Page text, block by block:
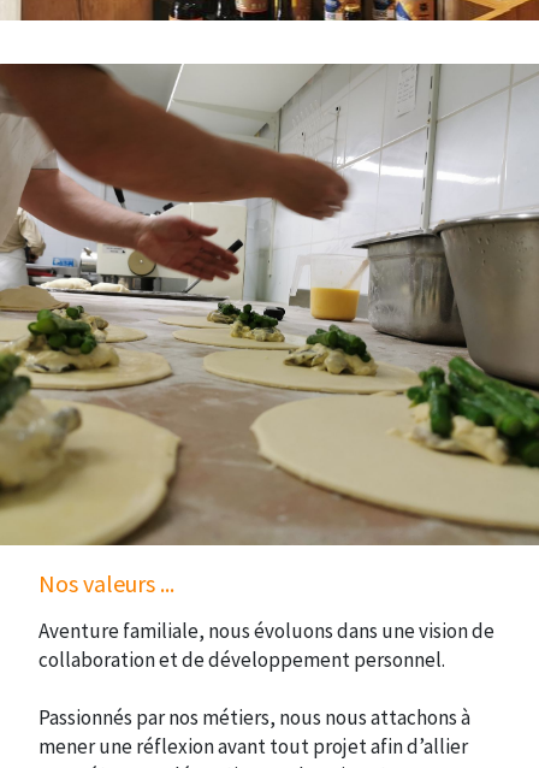
Nos valeurs ...
Aventure familiale, nous évoluons dans une vision de
collaboration et de développement personnel.
Passionnés par nos métiers, nous nous attachons à
mener une réflexion avant tout projet afin d’allier